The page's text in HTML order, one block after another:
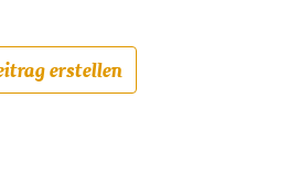
erstellen